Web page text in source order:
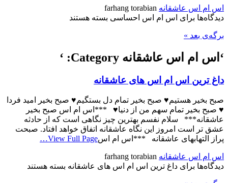
اس ام اس عاشقانه
دیدگاه‌ها برای اس ام اس احساسی بسته هستند
برگه‌ی بعد »
‘اس ام اس عاشقانه Category: ‘
داغ ترین اس ام اس های عاشقانه
صبح بخیر هستیم♥ صبح بخیر تمام دل بستگیم♥ صبح بخیر امید فردا
♥ صبح بخیر تمام سهم من از دنیا♥ ***اس ام اس صبح بخیر
عاشقانه*** سلام نفسم بهترین چیز نگاهی است که از حادثه
عشق تر است امروز این نگاه عاشقانه اتفاق خواهد افتاد. صبحت
پراز التهابهای عاشقانه ***اس ام اسView Full Page…
اس ام اس عاشقانه
دیدگاه‌ها برای داغ ترین اس ام اس های عاشقانه بسته هستند